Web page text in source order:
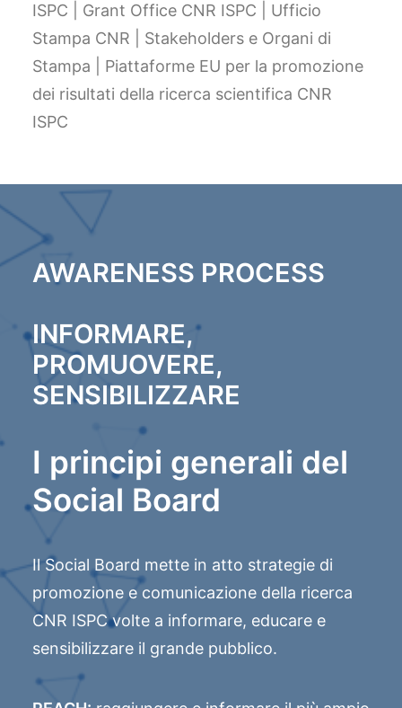
ISPC | Grant Office CNR ISPC | Ufficio
Stampa CNR | Stakeholders e Organi di
Stampa | Piattaforme EU per la promozione
dei risultati della ricerca scientifica CNR
ISPC
AWARENESS PROCESS
INFORMARE,
PROMUOVERE,
SENSIBILIZZARE
I principi generali del
Social Board
Il Social Board mette in atto strategie di
promozione e comunicazione della ricerca
CNR ISPC volte a informare, educare e
sensibilizzare il grande pubblico.